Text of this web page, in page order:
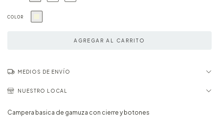
COLOR
MEDIOS DE ENVÍO
NUESTRO LOCAL
Campera basica de gamuza con cierre y botones